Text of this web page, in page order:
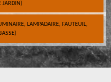
JARDIN)
LAMPADAIRE, FAUTEUIL,